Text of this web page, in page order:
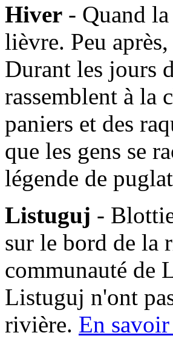
Hiver - Quand
lièvre. Peu
Durant les jours
rassemblent à la
paniers et des
que les gens se
légende de
Listuguj -
sur le bord de la
communauté de
Listuguj n'ont
rivière. En